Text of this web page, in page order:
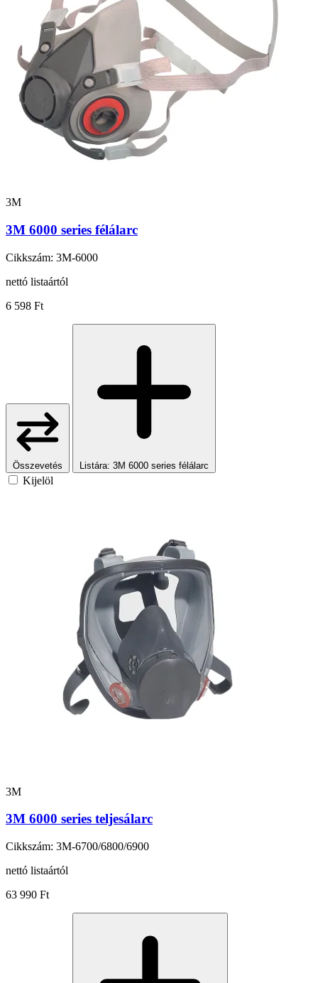
3M
3M 6000 series félálarc
Cikkszám: 3M-6000
nettó listaártól
6 598 Ft
Összevetés Listára: 3M 6000 series félálarc
Kijelöl
3M
3M 6000 series teljesálarc
Cikkszám: 3M-6700/6800/6900
nettó listaártól
63 990 Ft